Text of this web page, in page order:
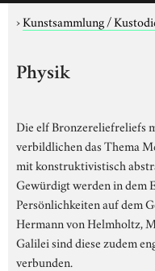
›Kunstsammlung /
Physik
Die elf Bronzereliefreliefs
verbildlichen das Thema
mit konstruktivistisch
Gewürdigt werden in dem
Persönlichkeiten auf dem
Hermann von Helmholtz,
Galilei sind diese zudem
verbunden.